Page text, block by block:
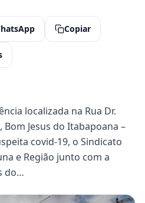
Copiar
localizada na Rua Dr.
Jesus do Itabapoana –
covid-19, o Sindicato
e Região junto com a
do…